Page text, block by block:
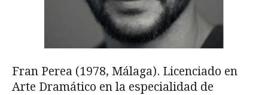
Fran Perea (1978, Málaga). Licenciado en
Arte Dramático en la especialidad de